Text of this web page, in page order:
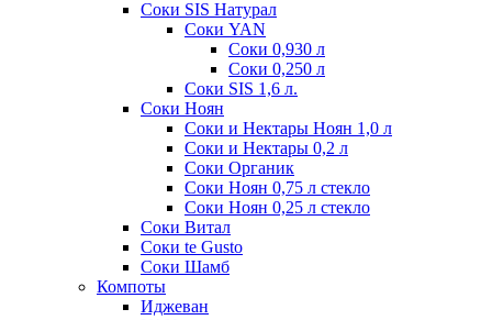
Соки SIS Натурал
Соки YAN
Соки 0,930 л
Соки 0,250 л
Соки SIS 1,6 л.
Соки Ноян
Соки и Нектары Ноян 1,0 л
Соки и Нектары 0,2 л
Соки Органик
Соки Ноян 0,75 л стекло
Соки Ноян 0,25 л стекло
Соки Витал
Соки te Gusto
Соки Шамб
Компоты
Иджеван